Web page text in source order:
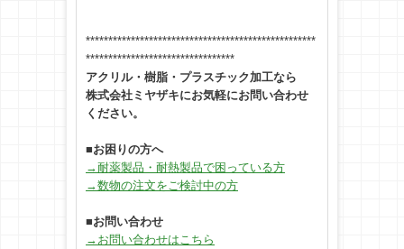
***************************************************
*********************************
アクリル・樹脂・プラスチック加工なら
株式会社ミヤザキにお気軽にお問い合わせ
ください。
■お困りの方へ
→耐薬製品・耐熱製品で困っている方
→数物の注文をご検討中の方
■お問い合わせ
→お問い合わせはこちら